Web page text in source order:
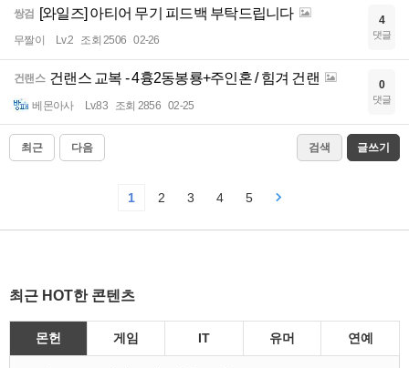
쌍검 [와일즈] 아티어 무기 피드백 부탁드립니다
무짤이 Lv.2 조회 2506 02-26
4
댓글
건랜스 건랜스 교복 - 4흉2동봉룡+주인혼 / 힘겨 건랜
베몬아사 Lv.83 조회 2856 02-25
0
댓글
최근 다음 검색 글쓰기
1 2 3 4 5
최근 HOT한 콘텐츠
몬헌 게임 IT 유머 연예